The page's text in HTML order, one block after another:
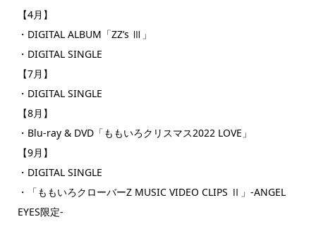
【4月】
・DIGITAL ALBUM「ZZ’s Ⅲ」
・DIGITAL SINGLE
【7月】
・DIGITAL SINGLE
【8月】
・Blu-ray & DVD「ももいろクリスマス2022 LOVE」
【9月】
・DIGITAL SINGLE
・「ももいろクローバーZ MUSIC VIDEO CLIPS Ⅱ」-ANGEL
EYES限定-